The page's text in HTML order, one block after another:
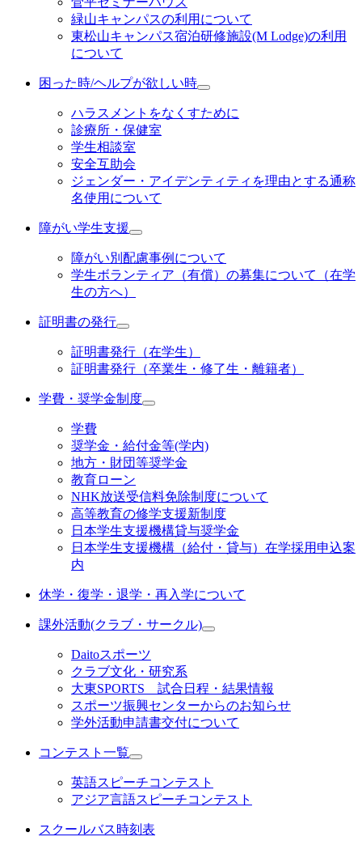
緑山キャンパスの利用について
東松山キャンパス宿泊研修施設(M Lodge)の利用
について
困った時/ヘルプが欲しい時
ハラスメントをなくすために
診療所・保健室
学生相談室
安全互助会
ジェンダー・アイデンティティを理由とする通称
名使用について
障がい学生支援
障がい別配慮事例について
学生ボランティア（有償）の募集について（在学
生の方へ）
証明書の発行
証明書発行（在学生）
証明書発行（卒業生・修了生・離籍者）
学費・奨学金制度
学費
奨学金・給付金等(学内)
地方・財団等奨学金
教育ローン
NHK放送受信料免除制度について
高等教育の修学支援新制度
日本学生支援機構貸与奨学金
日本学生支援機構（給付・貸与）在学採用申込案
内
休学・復学・退学・再入学について
課外活動(クラブ・サークル)
Daitoスポーツ
クラブ文化・研究系
大東SPORTS 試合日程・結果情報
スポーツ振興センターからのお知らせ
学外活動申請書交付について
コンテスト一覧
英語スピーチコンテスト
アジア言語スピーチコンテスト
スクールバス時刻表